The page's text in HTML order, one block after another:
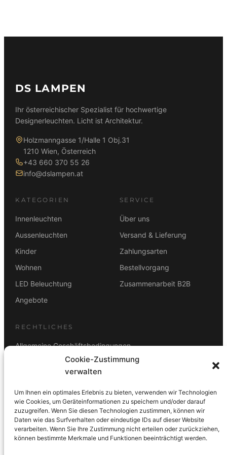
Cookie-Zustimmung
verwalten
Um Ihnen ein optimales Erlebnis zu bieten, verwenden wir Technologien
wie Cookies, um Geräteinformationen zu speichern und/oder darauf
zuzugreifen. Wenn Sie diesen Technologien zustimmen, können wir
Daten wie das Surfverhalten oder eindeutige IDs auf dieser Website
verarbeiten. Wenn Sie Ihre Zustimmung nicht erteilen oder zurückziehen,
können bestimmte Merkmale und Funktionen beeinträchtigt werden.
DS LAMPEN
Ihr österreichischer Spezialist für hochwertige
Designerleuchten. Licht ist Architektur.
Holzmanngasse 1/Halle 1 Obj.31
1210 Wien, Österreich
+43 660 370 55 26
info@dslampen.at
KATEGORIEN
Innenleuchten
Aussenleuchten
Kinder
Wohnen
LED Beleuchtung
Angebote
SERVICE
Über uns
Versand & Lieferung
Zahlungsarten
Bestellvorgang
Zusammenarbeit B2B
RECHTLICHES
Allgemeine Geschäftsbedingungen
Rücktrittsbelehrung
ZAHLUNGSARTEN
Vorkasse Visa Mastercard Link PayPal
G-Pay